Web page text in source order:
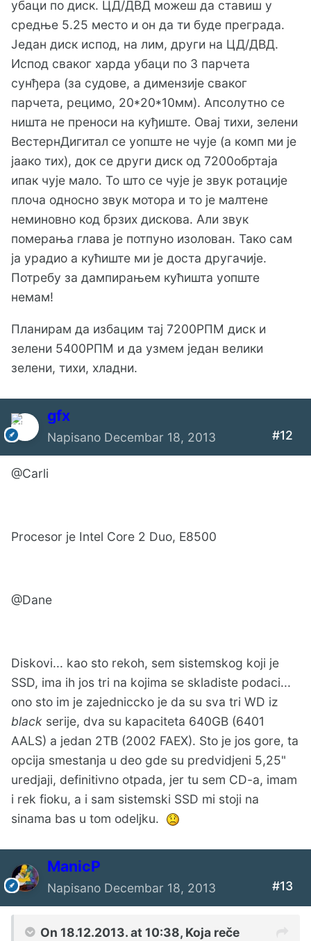
убаци по диск. ЦД/ДВД можеш да ставиш у
средње 5.25 место и он да ти буде преграда.
Један диск испод, на лим, други на ЦД/ДВД.
Испод сваког харда убаци по 3 парчета
сунђера (за судове, а димензије сваког
парчета, рецимо, 20*20*10мм). Апсолутно се
ништа не преноси на куђиште. Овај тихи, зелени
ВестернДигитал се уопште не чује (а комп ми је
јаако тих), док се други диск од 7200обртаја
ипак чује мало. То што се чује је звук ротације
плоча односно звук мотора и то је малтене
неминовно код брзих дискова. Али звук
померања глава је потпуно изолован. Тако сам
ја урадио а кућиште ми је доста другачије.
Потребу за дампирањем кућишта уопште
немам!
Планирам да избацим тај 7200РПМ диск и
зелени 5400РПМ и да узмем један велики
зелени, тихи, хладни.
gfx
Napisano Decembar 18, 2013 #12
@Carli
Procesor je Intel Core 2 Duo, E8500
@Dane
Diskovi... kao sto rekoh, sem sistemskog koji je
SSD, ima ih jos tri na kojima se skladiste podaci...
ono sto im je zajedniccko je da su sva tri WD iz
black serije, dva su kapaciteta 640GB (6401
AALS) a jedan 2TB (2002 FAEX). Sto je jos gore, ta
opcija smestanja u deo gde su predvidjeni 5,25"
uredjaji, definitivno otpada, jer tu sem CD-a, imam
i rek fioku, a i sam sistemski SSD mi stoji na
sinama bas u tom odeljku.
ManicP
Napisano Decembar 18, 2013 #13
On 18.12.2013. at 10:38, Koja reče